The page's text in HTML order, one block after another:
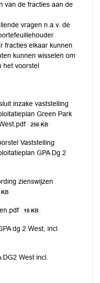
van de fracties aan de
vragen n.a.v. de
fracties elkaar kunnen
kunnen wisselen om
het voorstel
inzake vaststelling
Green Park
256 KB
Vaststelling
GPA Dg 2
zienswijzen
KB
18 KB
dg 2 West, incl
DG2 West incl.